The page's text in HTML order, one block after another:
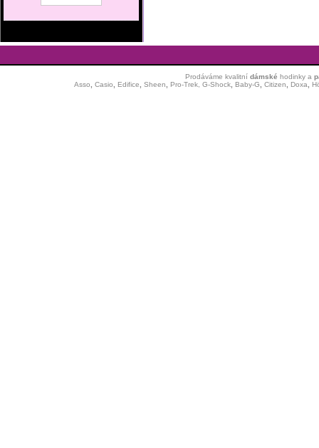
Prodáváme kvalitní dámské hodinkya
Asso
Casio Edifice Sheen Pro-Trek, G-Shock, Baby-G Citizen Doxa